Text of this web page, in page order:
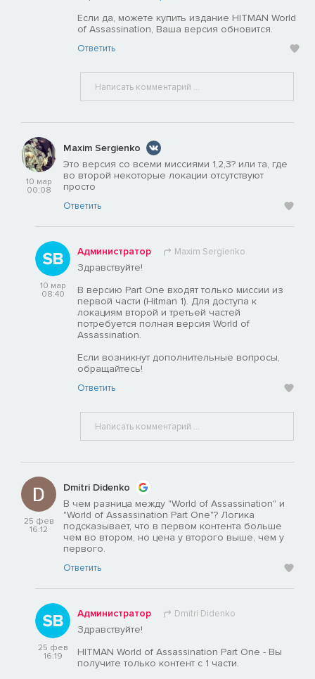
Если да, можете купить издание HITMAN World
of Assassination, Ваша версия обновится.
Ответить
10 мар
00:08
Maxim Sergienko
Это версия со всеми миссиями 1,2,3? или та, где
во второй некоторые локации отсутствуют
просто
Ответить
10 мар
08:40
Администратор Maxim Sergienko
Здравствуйте!
В версию Part One входят только миссии из
первой части (Hitman 1). Для доступа к
локациям второй и третьей частей
потребуется полная версия World of
Assassination.
Если возникнут дополнительные вопросы,
обращайтесь!
Ответить
25 фев
16:12
Dmitri Didenko
В чем разница между "World of Assassination" и
"World of Assassination Part One"? Логика
подсказывает, что в первом контента больше
чем во втором, но цена у второго выше, чем у
первого.
Ответить
25 фев
16:19
Администратор Dmitri Didenko
Здравствуйте!
HITMAN World of Assassination Part One - Вы
получите только контент с 1 части.